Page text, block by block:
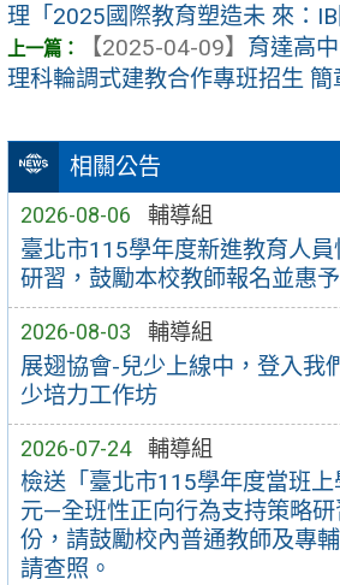
相關公告
2026-08-06 輔導組
臺北市115學年度新進教育人
研習，鼓勵本校教師報名並惠
2026-08-03 輔導組
展翅協會-兒少上線中，登入我
少培力工作坊
2026-07-24 輔導組
檢送「臺北市115學年度當班
元—全班性正向行為支持策略研
份，請鼓勵校內普通教師及專
請查照。
理「2025國際教育塑造未 來：IB
【2025-04-09】 育達高
理科輪調式建教合作專班招生 簡